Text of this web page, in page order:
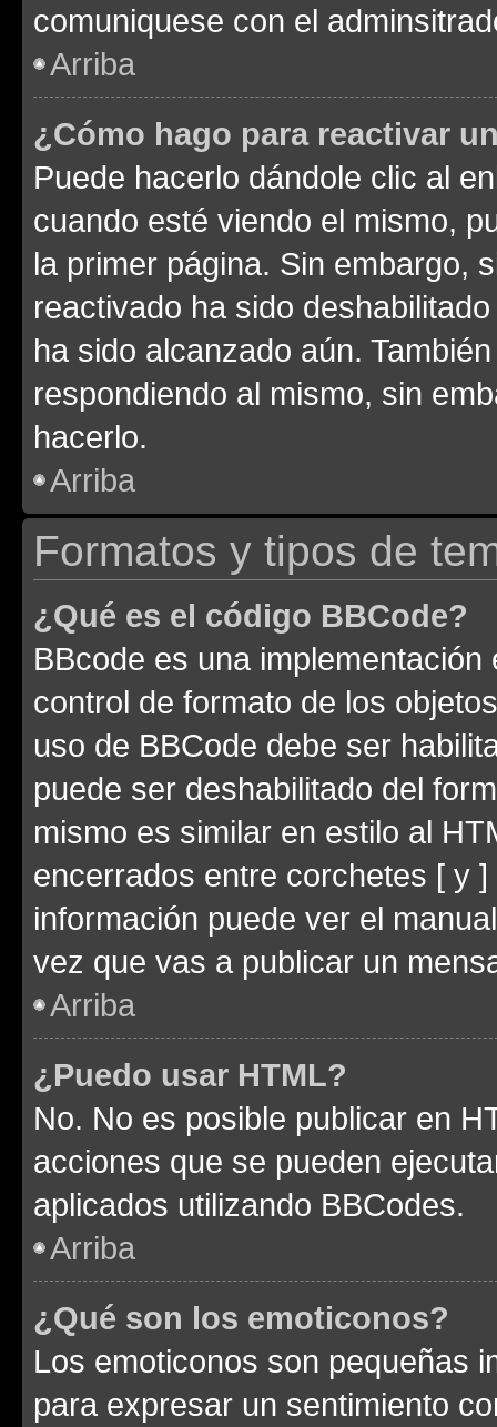
comuniquese con el
Arriba
¿Cómo hago para reactivar
Puede hacerlo dándole clic al
cuando esté viendo el mismo,
la primer página. Sin embargo,
reactivado ha sido
ha sido alcanzado aún.
respondiendo al mismo, sin
hacerlo.
Arriba
Formatos y tipos de
¿Qué es el código BBCode?
BBcode es una
control de formato de los
uso de BBCode debe ser
puede ser deshabilitado del
mismo es similar en estilo al
encerrados entre corchetes [ y
información puede ver el
vez que vas a publicar un
Arriba
¿Puedo usar HTML?
No. No es posible publicar en
acciones que se pueden
aplicados utilizando BBCodes.
Arriba
¿Qué son los emoticonos?
Los emoticonos son pequeñas
para expresar un sentimiento